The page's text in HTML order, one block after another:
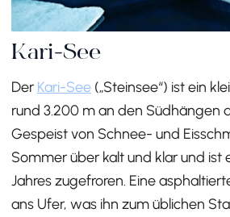
Kari-See
Der Kari-See („Steinsee“) ist ein
rund 3.200 m an den Südhängen
Gespeist von Schnee- und
Sommer über kalt und klar und ist
Jahres zugefroren. Eine
ans Ufer, was ihn zum üblichen